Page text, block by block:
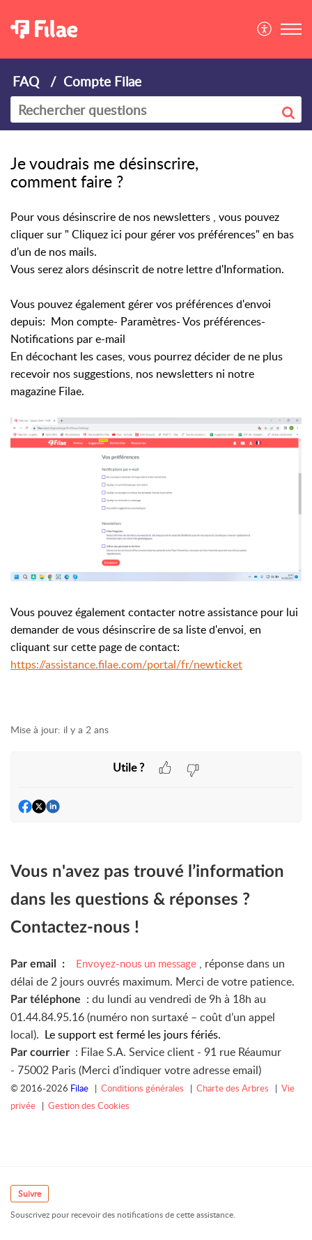
FAQ Compte Filae
Je voudrais me désinscrire,
comment faire ?
Pour vous désinscrire de nos newsletters , vous pouvez
cliquer sur " Cliquez ici pour gérer vos préférences" en bas
d'un de nos mails.
Vous serez alors désinscrit de notre lettre d'Information.
Vous pouvez également gérer vos préférences d'envoi
depuis: Mon compte- Paramètres- Vos préférences-
Notifications par e-mail
En décochant les cases, vous pourrez décider de ne plus
recevoir nos suggestions, nos newsletters ni notre
magazine Filae.
Vous pouvez également contacter notre assistance pour lui
demander de vous désinscrire de sa liste d'envoi, en
cliquant sur cette page de contact:
https://assistance.filae.com/portal/fr/newticket
Mise à jour: il y a 2 ans
Utile ?
Vous n'avez pas trouvé l’information
dans les questions & réponses ?
Contactez-nous !
Par email : Envoyez-nous un message , réponse dans un
délai de 2 jours ouvrés maximum. Merci de votre patience.
Par téléphone : du lundi au vendredi de 9h à 18h au
01.44.84.95.16 (numéro non surtaxé – coût d’un appel
local). Le support est fermé les jours fériés.
Par courrier : Filae S.A. Service client - 91 rue Réaumur
- 75002 Paris (Merci d'indiquer votre adresse email)
© 2016-2026 Filae | Conditions générales | Charte des Arbres | Vie
privée | Gestion des Cookies
Suivre
Souscrivez pour recevoir des notifications de cette assistance.